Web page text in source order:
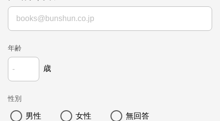
年齢
歳
性別
男性 女性 無回答